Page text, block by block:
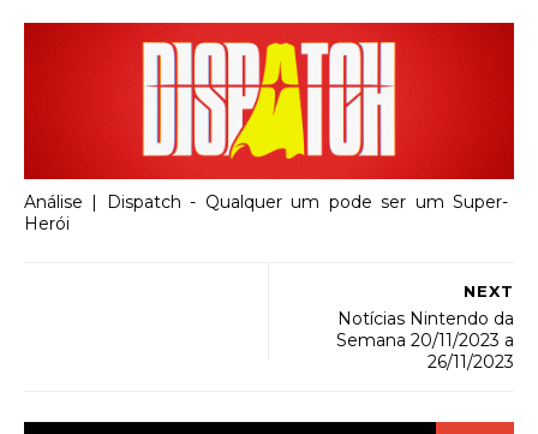
Análise | Dispatch - Qualquer um pode ser um Super-
Herói
NEXT
Notícias Nintendo da
Semana 20/11/2023 a
26/11/2023